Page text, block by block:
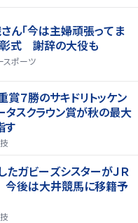
さん「今は主婦頑張ってま
彰式 謝辞の大役も
スポーツ
賞７勝のサキドリトッケン
スクラウン賞が秋の最大
す
たガビーズシスターがＪＲ
後は大井競馬に移籍予